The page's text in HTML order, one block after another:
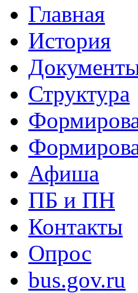
Главная
История
Структура
Афиша
ПБ и ПН
Контакты
Опрос
bus.gov.ru